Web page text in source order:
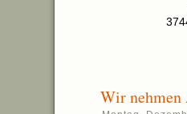
Wir nehmen